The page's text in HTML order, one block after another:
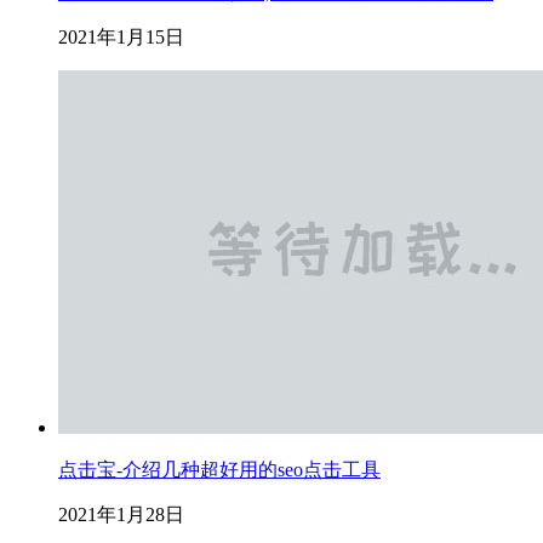
2021年1月15日
点击宝-介绍几种超好用的seo点击工具
2021年1月28日